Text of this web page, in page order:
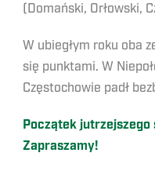
(Domański, Orłowski,
W ubiegłym roku oba
się punktami. W
Częstochowie padł
Początek jutrzejszego
Zapraszamy!